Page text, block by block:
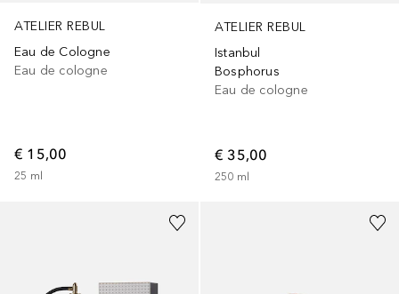
ATELIER REBUL
Eau de Cologne
Eau de cologne
€ 15,00
25 ml
ATELIER REBUL
Istanbul
Bosphorus
Eau de cologne
€ 35,00
250 ml